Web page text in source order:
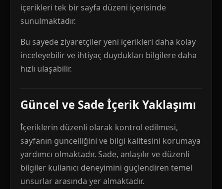
içerikleri tek bir sayfa düzeni içerisinde
sunulmaktadır.
Bu sayede ziyaretçiler yeni içerikleri daha kolay
inceleyebilir ve ihtiyaç duydukları bilgilere daha
hızlı ulaşabilir.
Güncel ve Sade İçerik Yaklaşımı
İçeriklerin düzenli olarak kontrol edilmesi,
sayfanın güncelliğini ve bilgi kalitesini korumaya
yardımcı olmaktadır. Sade, anlaşılır ve düzenli
bilgiler kullanıcı deneyimini güçlendiren temel
unsurlar arasında yer almaktadır.